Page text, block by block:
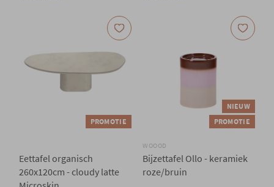
PROMOTIE
Eettafel organisch
260x120cm - cloudy latte
NIEUW
PROMOTIE
WOOOD
Bijzettafel Ollo - keramiek
roze/bruin